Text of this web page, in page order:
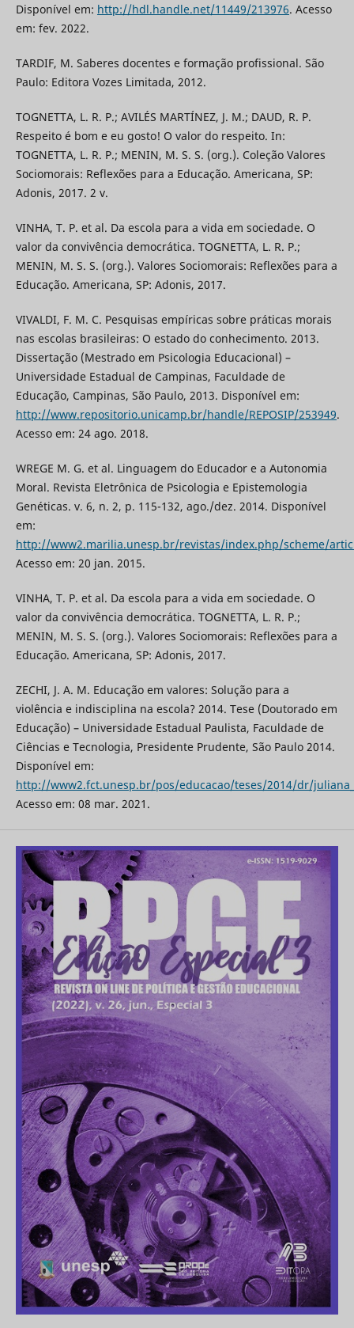
Disponível em: http://hdl.handle.net/11449/213976. Acesso
em: fev. 2022.
TARDIF, M. Saberes docentes e formação profissional. São
Paulo: Editora Vozes Limitada, 2012.
TOGNETTA, L. R. P.; AVILÉS MARTÍNEZ, J. M.; DAUD, R. P.
Respeito é bom e eu gosto! O valor do respeito. In:
TOGNETTA, L. R. P.; MENIN, M. S. S. (org.). Coleção Valores
Sociomorais: Reflexões para a Educação. Americana, SP:
Adonis, 2017. 2 v.
VINHA, T. P. et al. Da escola para a vida em sociedade. O
valor da convivência democrática. TOGNETTA, L. R. P.;
MENIN, M. S. S. (org.). Valores Sociomorais: Reflexões para a
Educação. Americana, SP: Adonis, 2017.
VIVALDI, F. M. C. Pesquisas empíricas sobre práticas morais
nas escolas brasileiras: O estado do conhecimento. 2013.
Dissertação (Mestrado em Psicologia Educacional) –
Universidade Estadual de Campinas, Faculdade de
Educação, Campinas, São Paulo, 2013. Disponível em:
http://www.repositorio.unicamp.br/handle/REPOSIP/253949.
Acesso em: 24 ago. 2018.
WREGE M. G. et al. Linguagem do Educador e a Autonomia
Moral. Revista Eletrônica de Psicologia e Epistemologia
Genéticas. v. 6, n. 2, p. 115-132, ago./dez. 2014. Disponível
em:
http://www2.marilia.unesp.br/revistas/index.php/scheme/
Acesso em: 20 jan. 2015.
VINHA, T. P. et al. Da escola para a vida em sociedade. O
valor da convivência democrática. TOGNETTA, L. R. P.;
MENIN, M. S. S. (org.). Valores Sociomorais: Reflexões para a
Educação. Americana, SP: Adonis, 2017.
ZECHI, J. A. M. Educação em valores: Solução para a
violência e indisciplina na escola? 2014. Tese (Doutorado em
Educação) – Universidade Estadual Paulista, Faculdade de
Ciências e Tecnologia, Presidente Prudente, São Paulo 2014.
Disponível em:
http://www2.fct.unesp.br/pos/educacao/teses/2014/dr/
Acesso em: 08 mar. 2021.